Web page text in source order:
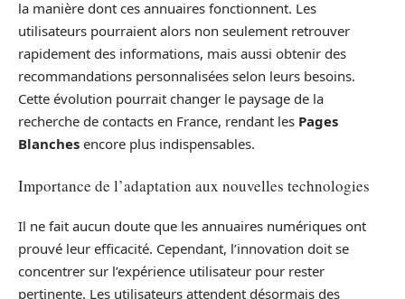
la manière dont ces annuaires fonctionnent. Les
utilisateurs pourraient alors non seulement retrouver
rapidement des informations, mais aussi obtenir des
recommandations personnalisées selon leurs besoins.
Cette évolution pourrait changer le paysage de la
recherche de contacts en France, rendant les Pages
Blanches encore plus indispensables.
Importance de l’adaptation aux nouvelles technologies
Il ne fait aucun doute que les annuaires numériques ont
prouvé leur efficacité. Cependant, l’innovation doit se
concentrer sur l’expérience utilisateur pour rester
pertinente. Les utilisateurs attendent désormais des